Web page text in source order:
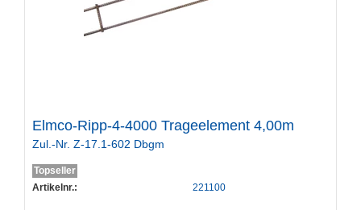
Elmco-Ripp-4-4000 Trageelement 4,00m
Zul.-Nr. Z-17.1-602 Dbgm
Topseller
Artikelnr.:
221100